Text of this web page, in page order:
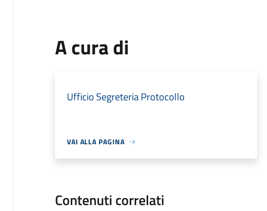
A cura di
Ufficio Segreteria Protocollo
VAI ALLA PAGINA
Contenuti correlati